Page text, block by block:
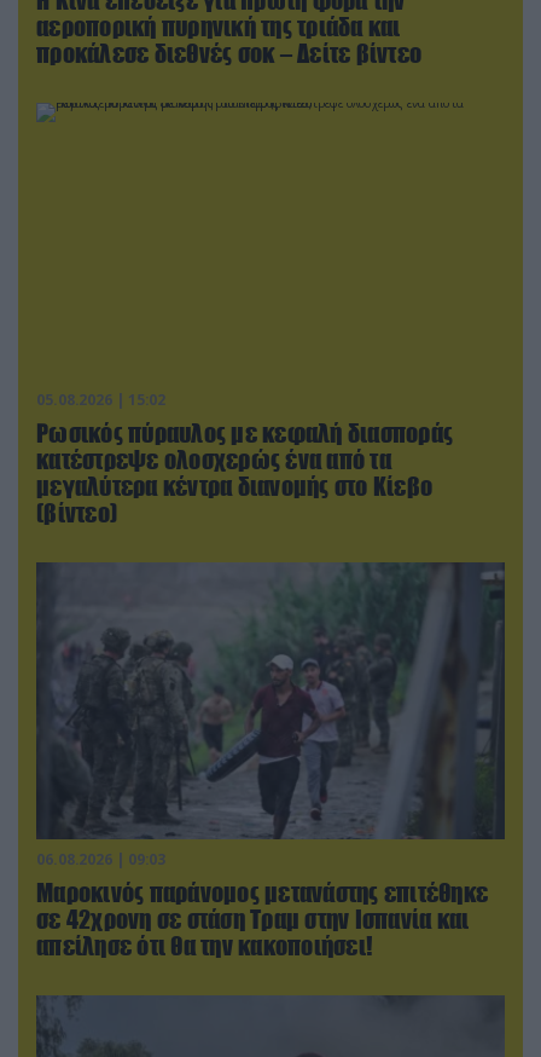
αεροπορική πυρηνική της τριάδα και
προκάλεσε διεθνές σοκ – Δείτε βίντεο
05.08.2026 | 15:02
Ρωσικός πύραυλος με κεφαλή διασποράς
κατέστρεψε ολοσχερώς ένα από τα
μεγαλύτερα κέντρα διανομής στο Κίεβο
(βίντεο)
06.08.2026 | 09:03
Μαροκινός παράνομος μετανάστης επιτέθηκε
σε 42χρονη σε στάση Τραμ στην Ισπανία και
απείλησε ότι θα την κακοποιήσει!